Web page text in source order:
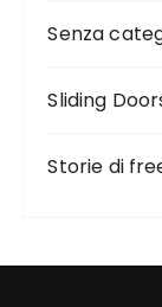
Senza
Sliding
Storie di